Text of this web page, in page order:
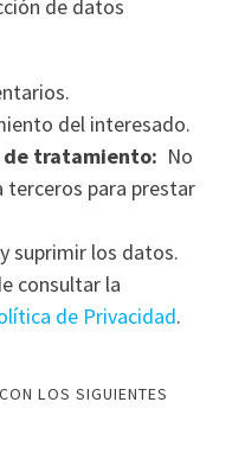
de datos
del interesado.
de tratamiento: No
terceros para prestar
suprimir los datos.
consultar la
de Privacidad.
LOS SIGUIENTES